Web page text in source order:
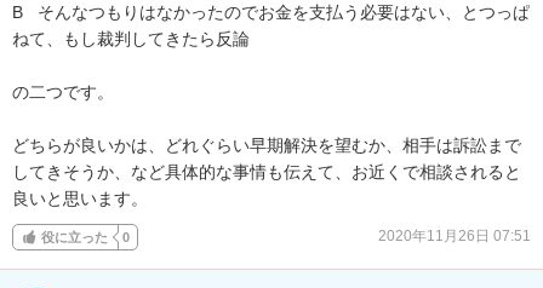
B   そんなつもりはなかったのでお金を支払う必要はない、とつっぱ
ねて、もし裁判してきたら反論
の二つです。
どちらが良いかは、どれぐらい早期解決を望むか、相手は訴訟まで
してきそうか、など具体的な事情も伝えて、お近くで相談されると
良いと思います。
役に立った 0 2020年11月26日 07:51